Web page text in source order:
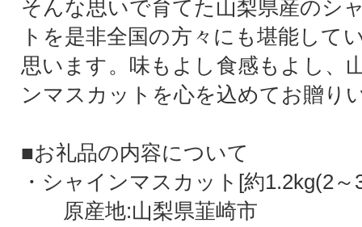
そんな思いで育てた山梨県産のシ
トを是非全国の方々にも堪能して
思います。味もよし食感もよし、
ンマスカットを心を込めてお贈り
■お礼品の内容について
・シャインマスカット[約1.2kg(2～
原産地:山梨県韮崎市